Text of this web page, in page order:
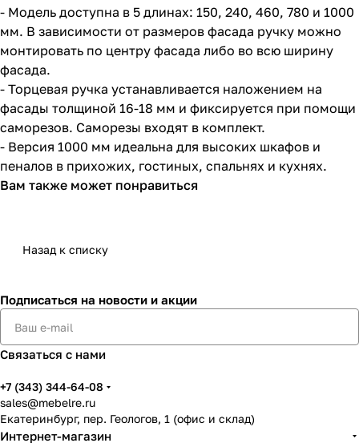
- Модель доступна в 5 длинах: 150, 240, 460, 780 и 1000
мм. В зависимости от размеров фасада ручку можно
монтировать по центру фасада либо во всю ширину
фасада.
- Торцевая ручка устанавливается наложением на
фасады толщиной 16-18 мм и фиксируется при помощи
саморезов. Саморезы входят в комплект.
- Версия 1000 мм идеальна для высоких шкафов и
пеналов в прихожих, гостиных, спальнях и кухнях.
Вам также может понравиться
Назад к списку
Подписаться на новости и акции
Связаться с нами
+7 (343) 344-64-08
sales@mebelre.ru
Екатеринбург, пер. Геологов, 1 (офис и склад)
Интернет-магазин